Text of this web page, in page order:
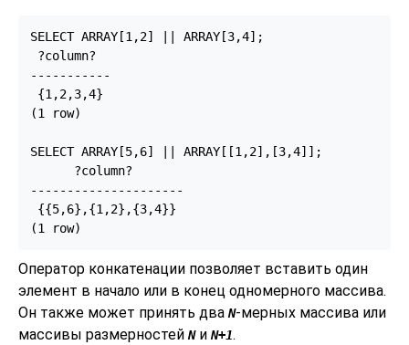
SELECT ARRAY[1,2] || ARRAY[3,4];
?column?
-----------
{1,2,3,4}
(1 row)
SELECT ARRAY[5,6] || ARRAY[[1,2],[3,4]];
      ?column?
---------------------
{{5,6},{1,2},{3,4}}
(1 row)
Оператор конкатенации позволяет вставить один
элемент в начало или в конец одномерного массива.
Он также может принять два N-мерных массива или
массивы размерностей Nи N+1.